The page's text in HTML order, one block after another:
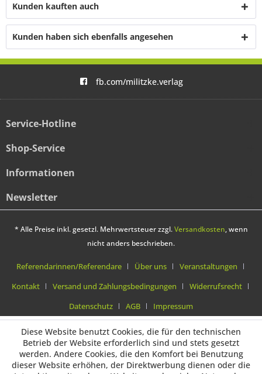
Kunden kauften auch
Kunden haben sich ebenfalls angesehen
fb.com/militzke.verlag
Service-Hotline
Shop-Service
Informationen
Newsletter
* Alle Preise inkl. gesetzl. Mehrwertsteuer zzgl.Versandkosten, wenn
nicht anders beschrieben.
Referendarinnen/Referendare Über uns
Veranstaltungen
Kontakt
Versand und Zahlungsbedingungen
Widerrufsrecht
Datenschutz
AGB Impressum
Diese Website benutzt Cookies, die für den technischen
Betrieb der Website erforderlich sind und stets gesetzt
werden. Andere Cookies, die den Komfort bei Benutzung
dieser Website erhöhen, der Direktwerbung dienen oder die